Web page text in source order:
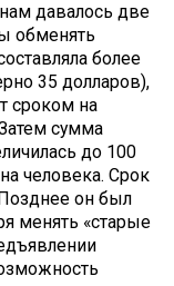
давалось две
обменять
более
35 долларов),
сроком на
сумма
до 100
человека. Срок
он был
менять «старые